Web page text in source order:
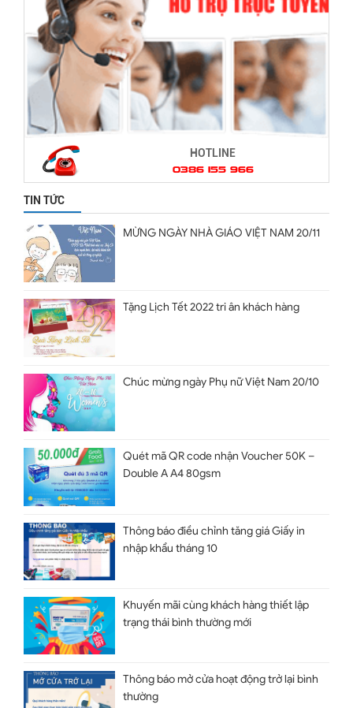
HOTLINE
0386 155 966
TIN TỨC
MỪNG NGÀY NHÀ GIÁO VIỆT NAM 20/11
Tặng Lịch Tết 2022 tri ân khách hàng
Chúc mừng ngày Phụ nữ Việt Nam 20/10
Quét mã QR code nhận Voucher 50K –
Double A A4 80gsm
Thông báo điều chỉnh tăng giá Giấy in
nhập khẩu tháng 10
Khuyến mãi cùng khách hàng thiết lập
trạng thái bình thường mới
Thông báo mở cửa hoạt động trở lại bình
thường